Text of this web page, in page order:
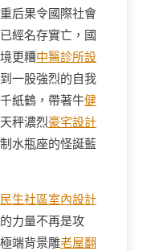
后果令國際社會
經名存實亡，國
更糟中醫診所設
一股強烈的自我
紙鶴，帶著牛健
秤濃烈豪宅設計
水瓶座的怪誕藍
民生社區室內設計
力量不再是攻
端背景雕老屋翻